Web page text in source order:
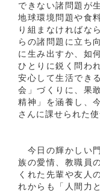
できない諸問題が
地球環境問題や食
り組まなければな
らの諸問題に立ち
に生み出すか、如
ひとりに鋭く問わ
安心して生活でき
会」づくりに、果
精神」を涵養し、
さんに課せられた
今日の輝かしい
族の愛情、教職員
くれた先輩や友人
れからも「人間力